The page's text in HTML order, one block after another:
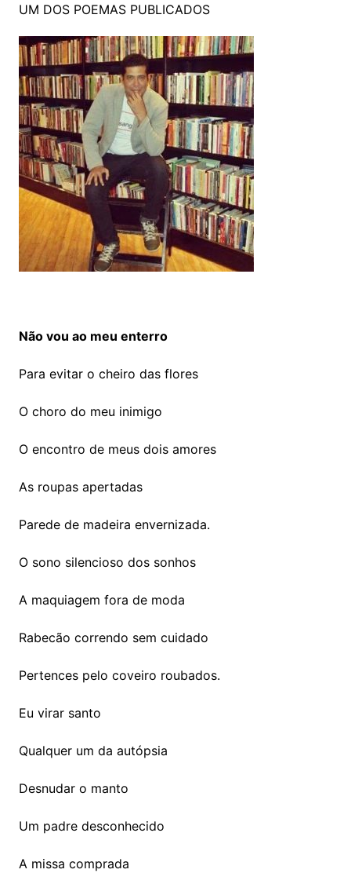
UM DOS POEMAS PUBLICADOS
Não vou ao meu enterro
Para evitar o cheiro das flores
O choro do meu inimigo
O encontro de meus dois amores
As roupas apertadas
Parede de madeira envernizada.
O sono silencioso dos sonhos
A maquiagem fora de moda
Rabecão correndo sem cuidado
Pertences pelo coveiro roubados.
Eu virar santo
Qualquer um da autópsia
Desnudar o manto
Um padre desconhecido
A missa comprada